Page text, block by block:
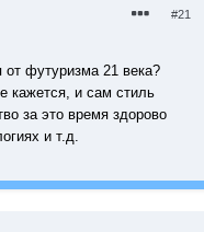
#21
футуризма 21 века?
кажется, и сам стиль
за это время здорово
и т.д.